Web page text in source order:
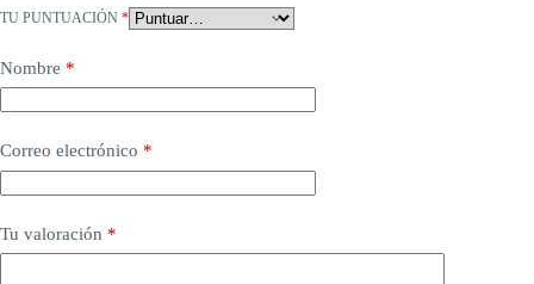
TU PUNTUACIÓN *
Nombre *
Correo electrónico *
Tu valoración *